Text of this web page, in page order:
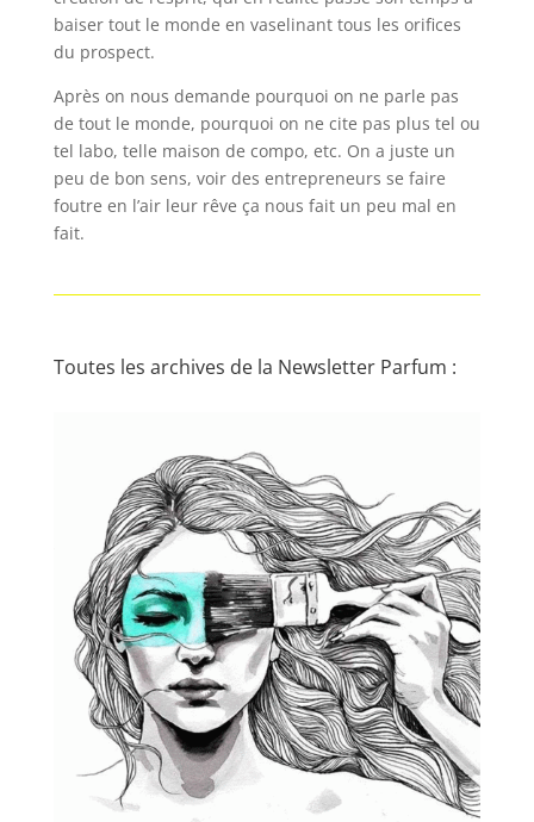
baiser tout le monde en vaselinant tous les orifices
du prospect.
Après on nous demande pourquoi on ne parle pas
de tout le monde, pourquoi on ne cite pas plus tel ou
tel labo, telle maison de compo, etc. On a juste un
peu de bon sens, voir des entrepreneurs se faire
foutre en l’air leur rêve ça nous fait un peu mal en
fait.
Toutes les archives de la Newsletter Parfum :